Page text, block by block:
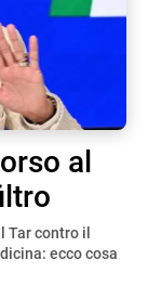
al
Tar contro il
ecco cosa